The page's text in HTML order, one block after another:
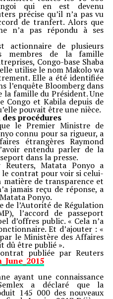
qui en est devenu
précise qu’il n’a pas vu
de tranfert. Alors que
n’a pas répondu à ses
actionnaire de plusieurs
membres de la famille
Congo-base Shaba
utilise le nom Makolo wa
Elle a été identifiée
l’enquête Bloomberg dans
famille du Président. Une
Congo et Kabila depuis de
pouvait être une nièce.
procédures
le Premier Ministre de
connu pour sa rigueur, a
étrangères Raymond
entendu parler de la
dans la presse.
Matata Ponyo a
le contrat pour voir si celui-
matière de transparence et
jamais reçu de réponse, a
Ponyo.
l’Autorité de Régulation
l’accord de passeport
d’offres public. « Cela n’a
Et d’ajouter : «
le Ministère des Affaires
dû être publié ».
publiée par Reuters
ayant une connaissance
a déclaré que la
145 000 des nouveaux